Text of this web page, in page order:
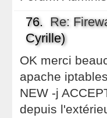
76. Re:
Cyrille)
OK merci
apache
NEW -j
depuis